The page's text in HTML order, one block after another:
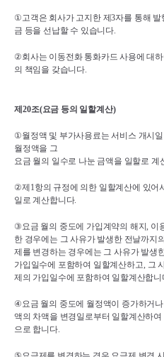
①고객은 회사가 고지한 제3자를 통해 발
금 등을 선납할 수 있습니다.
②회사는 이동전화 통화카드 사용에 대
의 책임을 갖습니다.
제 20조(요금 등의 일할계산)
①월정액 및 부가사용료는 서비스 개시
월정액을 그
요금 월의 일수로 나눈 금액을 일할로 계
②제 1항의 규정에 의한 일할계산에 있어
일로 계산합니다.
③요금 월의 중도에 가입계약의 해지, 이
한 경우에는 그 사유가 발생한 전날까지
제를 변경하는 경우에는 그 사유가 발생
가입일수에 포함하여 일할계산하고, 그
제의 가입일수에 포함하여 일할계산합니
④요금 월의 중도에 월정액이 증가하거
액의 차액을 변경일로부터 일할계산하
으로 합니다.